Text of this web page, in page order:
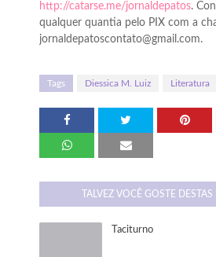
http://catarse.me/jornaldepatos.
qualquer quantia pelo PIX com a
jornaldepatoscontato@gmail.com.
Tags Diessica M. Luiz Literatura
TALVEZ VOCÊ GOSTE
Taciturno